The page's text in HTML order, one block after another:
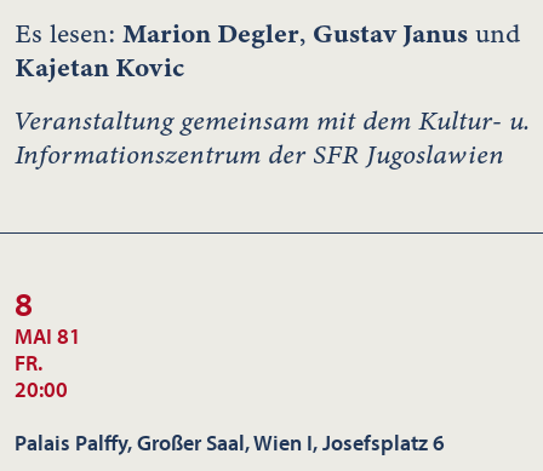
Es lesen: Marion Degler, Gustav Janus und
Kajetan Kovic
Veranstaltung gemeinsam mit dem Kultur- u.
Informationszentrum der SFR Jugoslawien
8
MAI 81
FR.
20:00
Palais Palffy, Großer Saal, Wien I, Josefsplatz 6